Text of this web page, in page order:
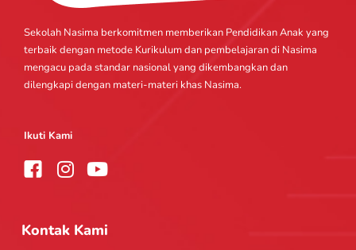
Sekolah Nasima berkomitmen memberikan Pendidikan Anak yang
terbaik dengan metode Kurikulum dan pembelajaran di Nasima
mengacu pada standar nasional yang dikembangkan dan
dilengkapi dengan materi-materi khas Nasima.
Ikuti Kami
I
t
Y
t
Kontak Kami